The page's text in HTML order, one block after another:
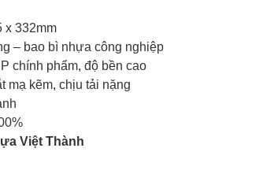
x 332mm
– bao bì nhựa công nghiệp
chính phẩm, độ bền cao
mạ kẽm, chịu tải nặng
Việt Thành